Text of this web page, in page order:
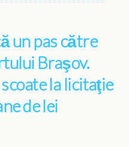
un pas către
Braşov.
la licitaţie
de lei